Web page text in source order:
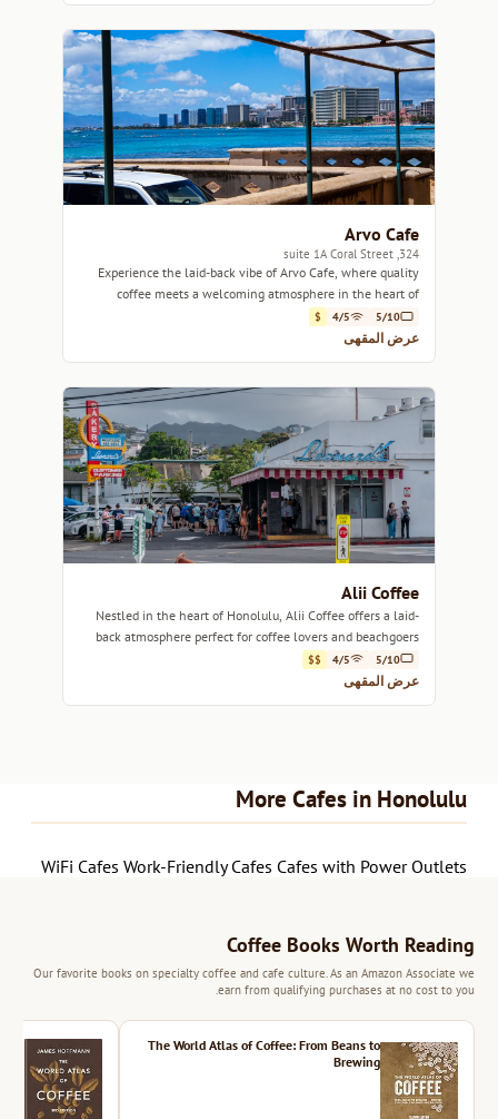
Arvo Cafe
324, suite 1A Coral Street
Experience the laid-back vibe of Arvo Cafe, where quality
coffee meets a welcoming atmosphere in the heart of
Honolulu.
5/10
4/5
$
عرض المقهى
Alii Coffee
Nestled in the heart of Honolulu, Alii Coffee offers a laid-
back atmosphere perfect for coffee lovers and beachgoers
alike.
5/10
4/5
$$
عرض المقهى
More Cafes in Honolulu
WiFi Cafes Work-Friendly Cafes Cafes with Power Outlets
Coffee Books Worth Reading
Our favorite books on specialty coffee and cafe culture. As an Amazon Associate we
earn from qualifying purchases at no cost to you.
The World Atlas of Coffee: From Beans to
Brewing